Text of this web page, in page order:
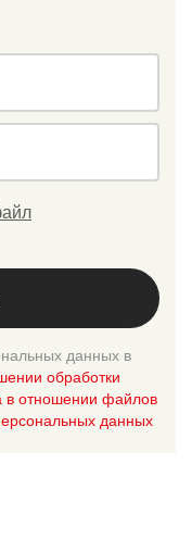
данных в
обработки
в отношении файлов
данных